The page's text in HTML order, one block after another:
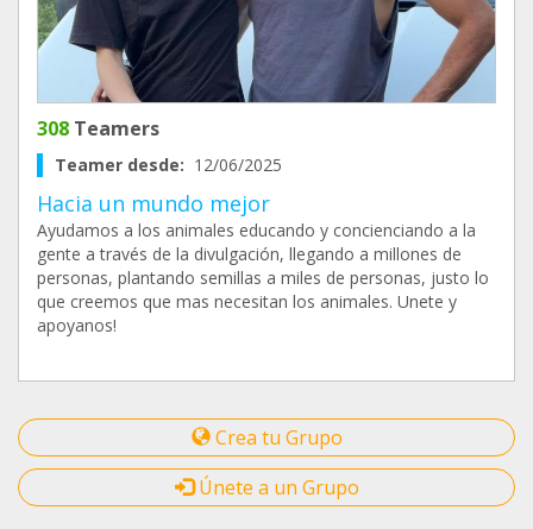
308 Teamers
Teamer desde: 12/06/2025
Hacia un mundo mejor
Ayudamos a los animales educando y concienciando a la
gente a través de la divulgación, llegando a millones de
personas, plantando semillas a miles de personas, justo lo
que creemos que mas necesitan los animales. Unete y
apoyanos!
Crea tu Grupo
Únete a un Grupo